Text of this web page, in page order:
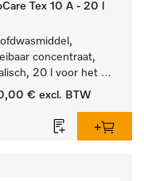
Tex 10 A - 20 l
concentraat,
20 l voor het
van wit wasgoed
€ excl. BTW